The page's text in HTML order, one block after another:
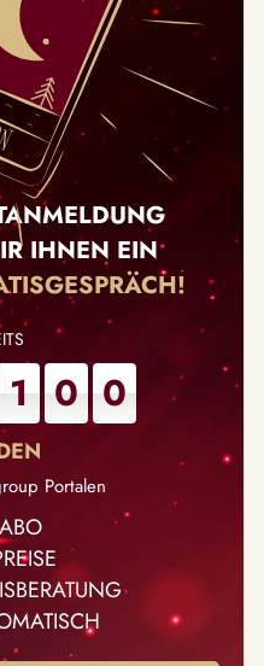
IHNEN EIN
1 0 0
Portalen